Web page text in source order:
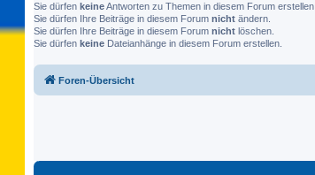
Sie dürfen keineAntworten zu Themen in diesem Forum erstellen.
Sie dürfen Ihre Beiträge in diesem Forum nicht ändern.
Sie dürfen Ihre Beiträge in diesem Forum nicht löschen.
Sie dürfen keine Dateianhänge in diesem Forum erstellen.
Foren-Übersicht